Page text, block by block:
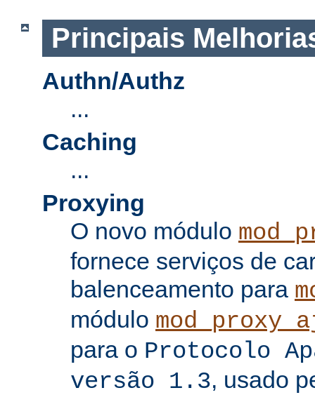
Principais
Authn/Authz
...
Caching
...
Proxying
O novo módulo
fornece serviços de
balenceamento para
módulo
para o Protocolo
versão 1.3, usado